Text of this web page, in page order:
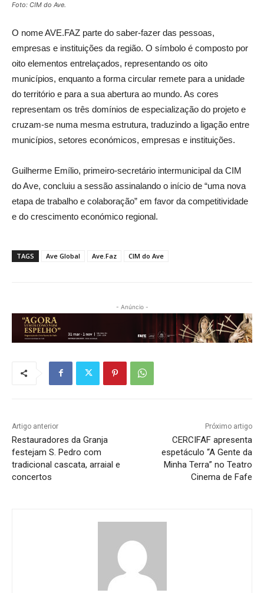
Foto: CIM do Ave.
O nome AVE.FAZ parte do saber-fazer das pessoas,
empresas e instituições da região. O símbolo é composto por
oito elementos entrelaçados, representando os oito
municípios, enquanto a forma circular remete para a unidade
do território e para a sua abertura ao mundo. As cores
representam os três domínios de especialização do projeto e
cruzam-se numa mesma estrutura, traduzindo a ligação entre
municípios, setores económicos, empresas e instituições.
Guilherme Emílio, primeiro-secretário intermunicipal da CIM
do Ave, concluiu a sessão assinalando o início de “uma nova
etapa de trabalho e colaboração” em favor da competitividade
e do crescimento económico regional.
TAGS Ave Global Ave.Faz CIM do Ave
- Anúncio -
Artigo anterior
Restauradores da Granja
festejam S. Pedro com
tradicional cascata, arraial e
concertos
Próximo artigo
CERCIFAF apresenta
espetáculo “A Gente da
Minha Terra” no Teatro
Cinema de Fafe